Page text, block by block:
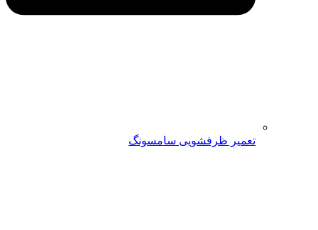
تعمیر ظرفشویی سامسونگ